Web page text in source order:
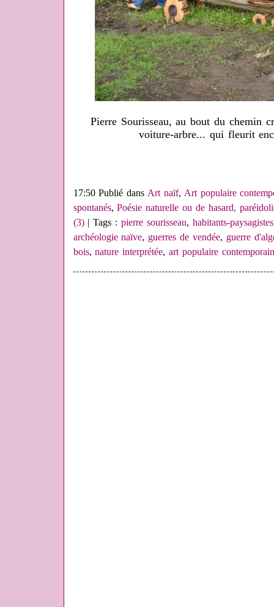
Pierre Sourisseau, au bout du chemin
voiture-arbre... qui fleurit
17:50 Publié dansArt naïf, Art populaire
spontanés,Poésie naturelle ou de hasard,
(3)| Tags : pierre sourisseau, habitants-paysagistes
archéologie naïve, guerres de vendée, guerre
bois,nature interprétée,art populaire contemporain